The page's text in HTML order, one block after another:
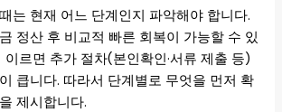
는 현재 어느 단계인지 파악해야 합니다.
정산 후 비교적 빠른 회복이 가능할 수 있
이르면 추가 절차(본인확인·서류 제출 등)
큽니다. 따라서 단계별로 무엇을 먼저 확
제시합니다.